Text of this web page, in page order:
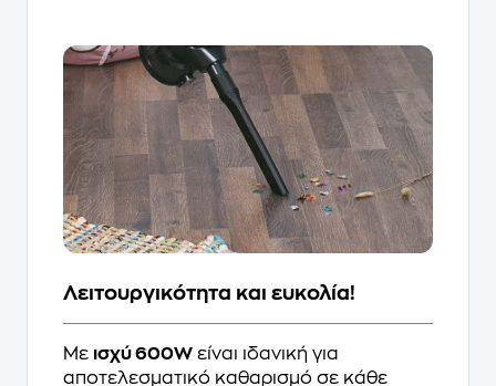
Λειτουργικότητα και ευκολία!
Με ισχύ 600W είναι ιδανική για
αποτελεσματικό καθαρισμό σε κάθε